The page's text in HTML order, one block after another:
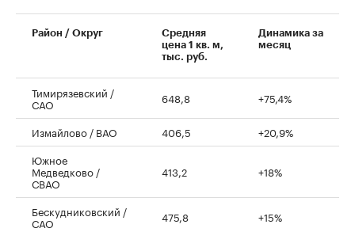
00:00 / 00:00
Район / Округ
Средняя
цена 1 кв. м,
тыс. руб.
Динамика за
месяц
Тимирязевский /
САО 648,8 +75,4%
Измайлово / ВАО 406,5
+20,9%
Южное
Медведково /
СВАО
413,2 +18%
Бескудниковский /
САО 475,8 +15%